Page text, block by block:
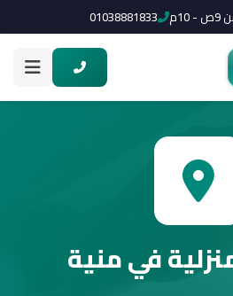
01038881833
في منية